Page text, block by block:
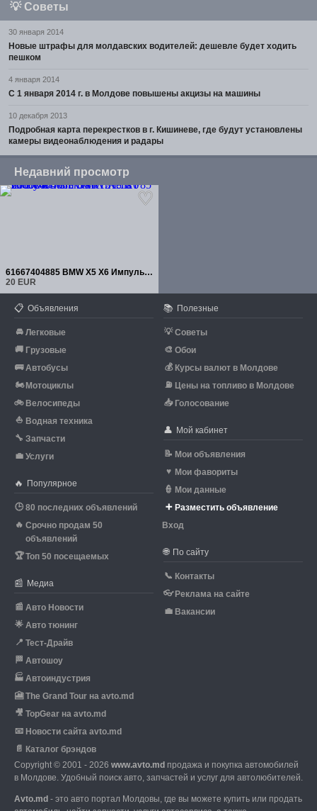
💡 Советы
30 января 2014
Новые штрафы для молдавских водителей: дешевле будет ходить
пешком
4 января 2014
С 1 января 2014 г. в Молдове повышены акцизы на машины
10 декабря 2013
Подробная карта перекрестков в г. Кишиневе, где будут установлены
камеры видеонаблюдения и радары
Недавний просмотр
61667404885 BMW X5 X6 Импульсный очиститель лобового стекла F15 F16 F85
20 EUR
📋 Объявления
🚘 Легковые
🚚 Грузовые
🚌 Автобусы
🏍 Мотоциклы
🚲 Велосипеды
⛵ Водная техника
🔧 Запчасти
💼 Услуги
🔥 Популярное
🕒 80 последних объявлений
🔥 Срочно продам 50
объявлений
🏆Топ 50 посещаемых
📰 Медиа
📰 Авто Новости
🌟 Авто тюнинг
📍 Тест-Драйв
🏁 Автошоу
🏭 Автоиндустрия
🎦 The Grand Tour на avto.md
🎥 TopGear на avto.md
📧 Новости сайта avto.md
📄 Каталог брэндов
📚 Полезные
💡 Советы
🎨 Обои
💰 Курсы валют в Молдове
⛽ Цены на топливо в Молдове
📥 Голосование
👤 Мой кабинет
📝 Мои объявления
♥ Мои фавориты
👮 Мои данные
➕ Разместить объявление
Вход
🌐 По сайту
📞 Контакты
👓 Реклама на сайте
💼 Вакансии
Copyright © 2001 - 2026 www.avto.md продажа и покупка автомобилей
в Молдове. Удобный поиск авто, запчастей и услуг для автолюбителей.
Avto.md - это авто портал Молдовы, где вы можете купить или продать